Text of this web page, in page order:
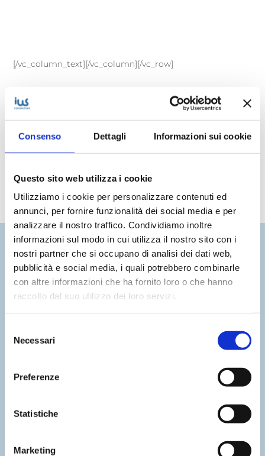
Consenso Dettagli Informazioni sui cookie
Questo sito web utilizza i cookie
Utilizziamo i cookie per personalizzare contenuti ed
annunci, per fornire funzionalità dei social media e per
analizzare il nostro traffico. Condividiamo inoltre
informazioni sul modo in cui utilizza il nostro sito con i
nostri partner che si occupano di analisi dei dati web,
pubblicità e social media, i quali potrebbero combinarle
con altre informazioni che ha fornito loro o che hanno
raccolto dal suo utilizzo dei loro servizi.
delNecessari
Preferenze
Statistiche
Marketing
[/vc_column_text][/vc_column][/vc_row]
Vuoi saperne di più?
Contattaci subito
Notizie Recenti
tecnologia: gestire con
di massa